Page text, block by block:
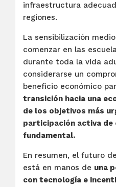
infraestructura
regiones.
La sensibilización
comenzar en las
durante toda la vida
considerarse un
beneficio económico
transición hacia una
de los objetivos más
participación activa de
fundamental.
En resumen, el futuro
está en manos de una
con tecnología e